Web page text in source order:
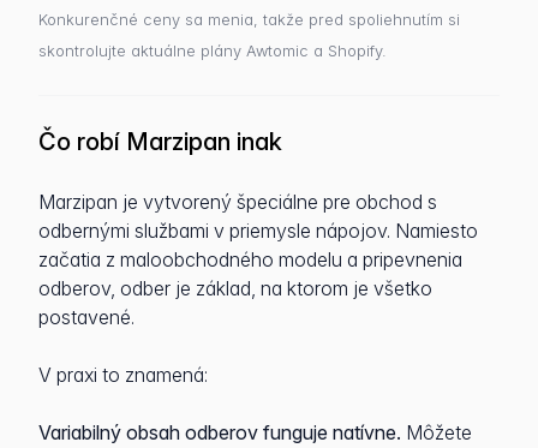
Konkurenčné ceny sa menia, takže pred spoliehnutím si
skontrolujte aktuálne plány Awtomic a Shopify.
Čo robí Marzipan inak
Marzipan je vytvorený špeciálne pre obchod s
odbernými službami v priemysle nápojov. Namiesto
začatia z maloobchodného modelu a pripevnenia
odberov, odber je základ, na ktorom je všetko
postavené.
V praxi to znamená:
Variabilný obsah odberov funguje natívne. Môžete